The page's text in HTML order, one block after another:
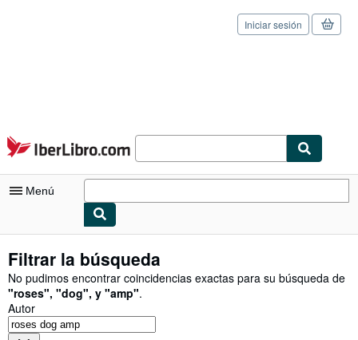
Pasar al contenido principal
IberLibro.com
Iniciar sesión
Menú
Consultar mis pedidos
Cerrar sesión
Búsqueda avanzada
Filtrar la búsqueda
No pudimos encontrar coincidencias exactas para su búsqueda de
"roses", "dog", y "amp".
Autor